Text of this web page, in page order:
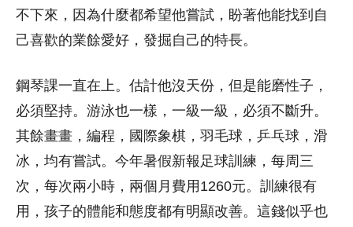
不下來，因為什麼都希望他嘗試，盼著他能找到自
己喜歡的業餘愛好，發掘自己的特長。
鋼琴課一直在上。估計他沒天份，但是能磨性子，
必須堅持。游泳也一樣，一級一級，必須不斷升。
其餘畫畫，編程，國際象棋，羽毛球，乒乓球，滑
冰，均有嘗試。今年暑假新報足球訓練，每周三
次，每次兩小時，兩個月費用1260元。訓練很有
用，孩子的體能和態度都有明顯改善。這錢似乎也